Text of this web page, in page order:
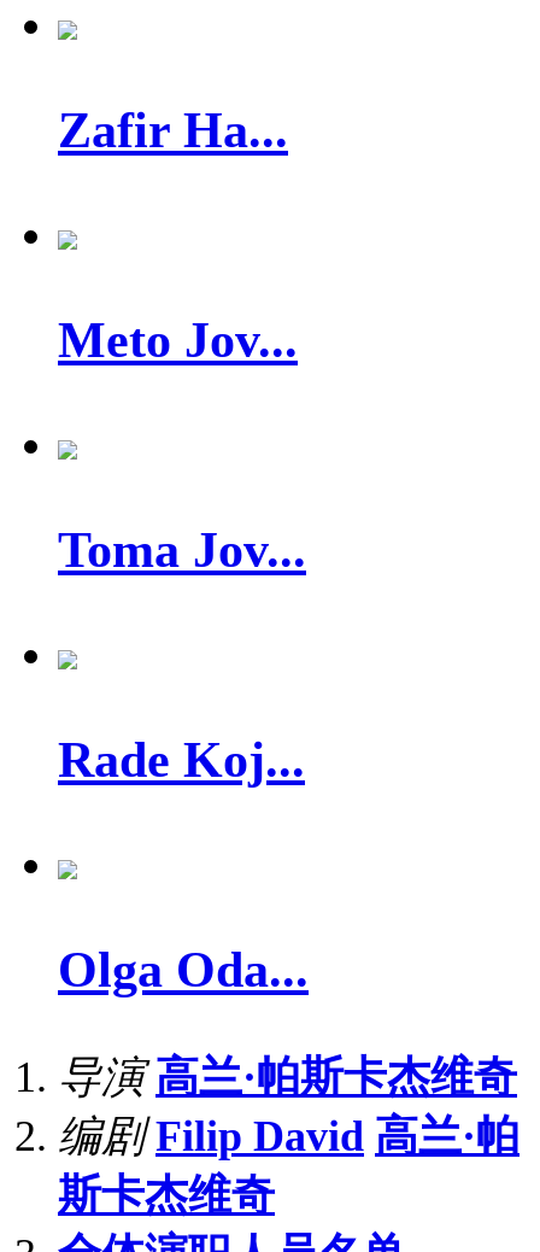
Zafir Ha...
Meto Jov...
Toma Jov...
Rade Koj...
Olga Oda...
导演 高兰·帕斯卡杰维奇
编剧 Filip David 高兰·帕
斯卡杰维奇